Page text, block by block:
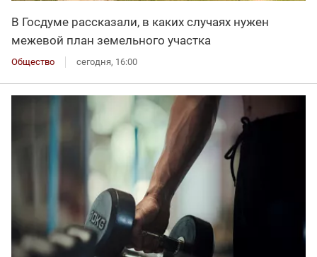
В Госдуме рассказали, в каких случаях нужен
межевой план земельного участка
Общество сегодня, 16:00